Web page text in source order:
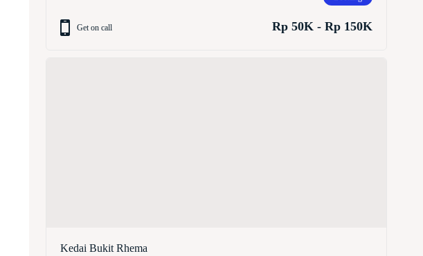
Get on call Rp 50K - Rp 150K
Kedai Bukit Rhema